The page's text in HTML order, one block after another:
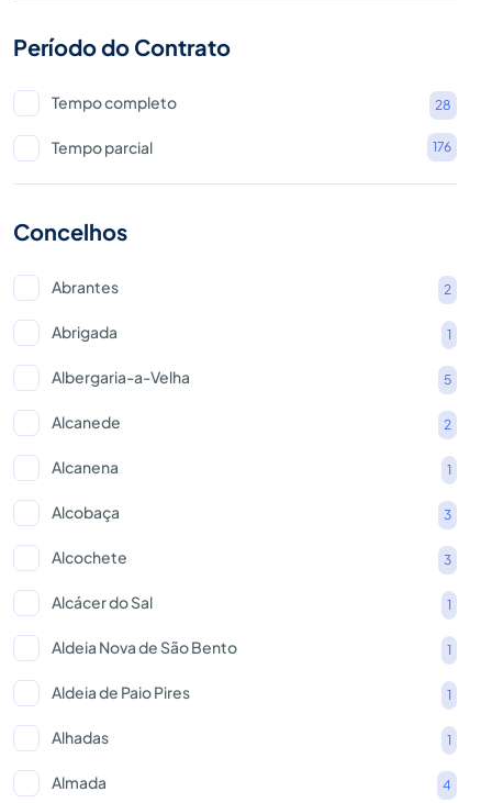
Período do Contrato
Tempo completo 28
Tempo parcial 176
Concelhos
Abrantes 2
Abrigada 1
Albergaria-a-Velha 5
Alcanede 2
Alcanena 1
Alcobaça 3
Alcochete 3
Alcácer do Sal 1
Aldeia Nova de São Bento 1
Aldeia de Paio Pires 1
Alhadas 1
Almada 4